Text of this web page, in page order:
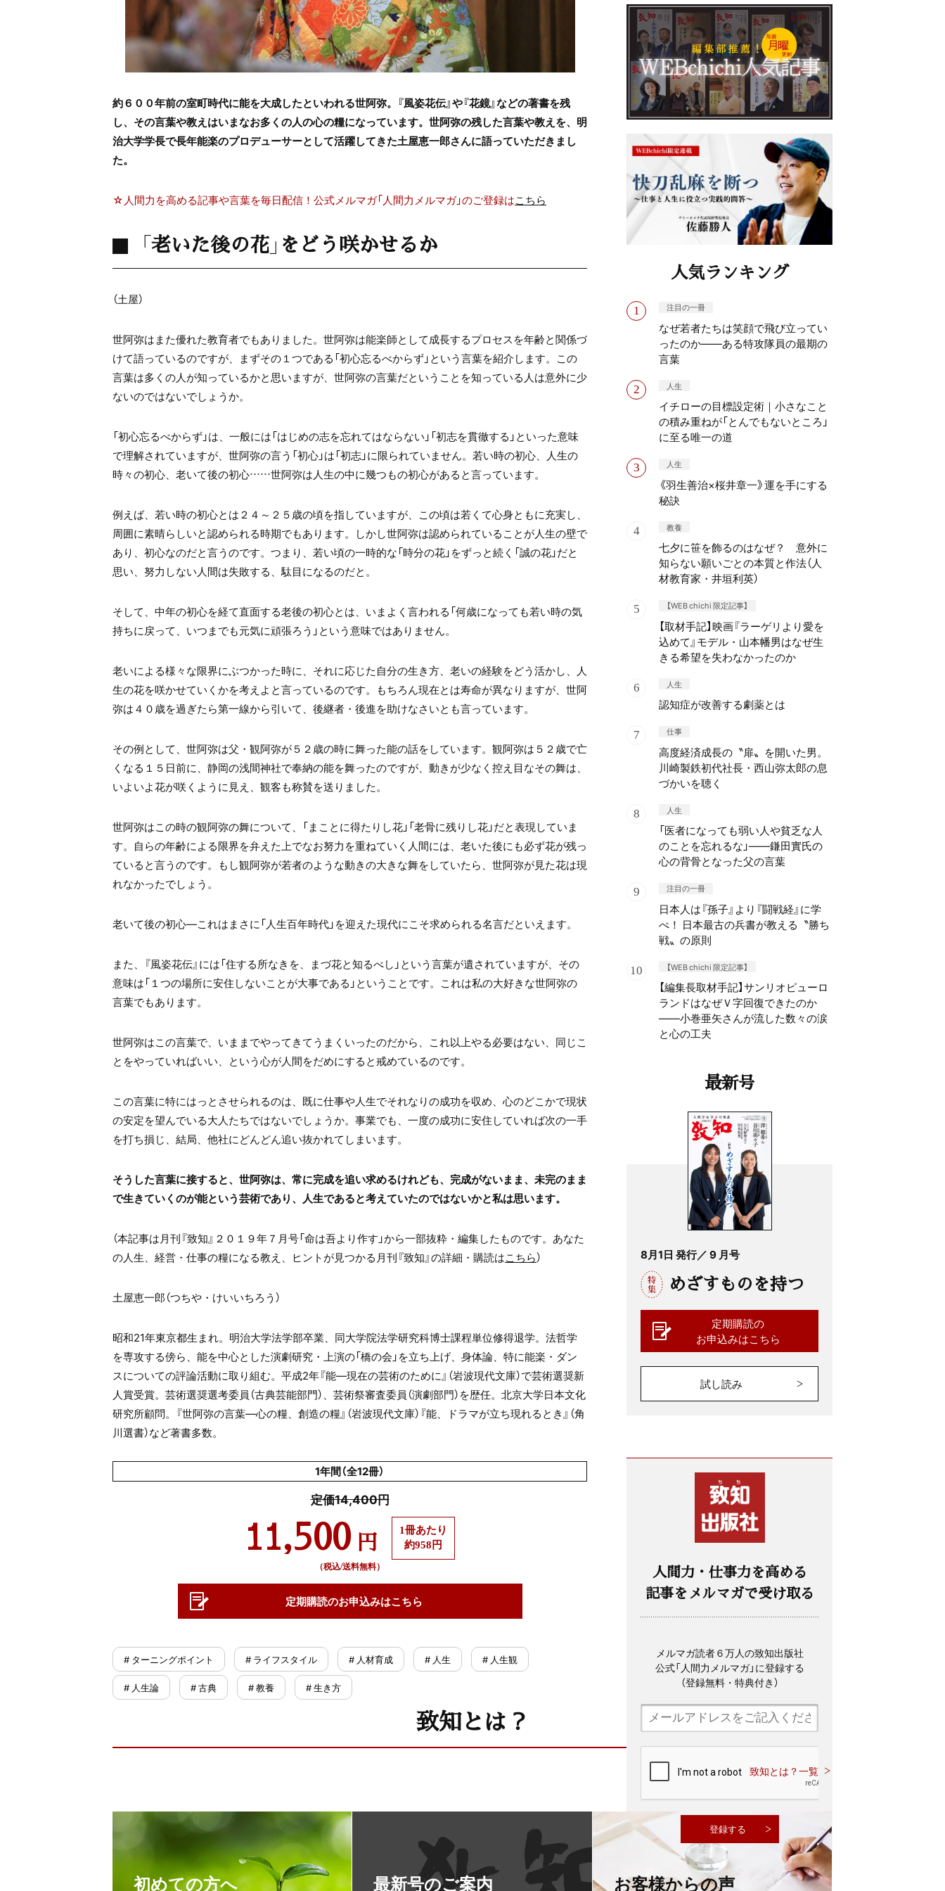
約６００年前の室町時代に能を大成したといわれる世阿弥。『風姿花伝』や『花鏡』などの著書を残
し、その言葉や教えはいまなお多くの人の心の糧になっています。世阿弥の残した言葉や教えを、明
治大学学長で長年能楽のプロデューサーとして活躍してきた土屋恵一郎さんに語っていただきまし
た。
☆人間力を高める記事や言葉を毎日配信！公式メルマガ「人間力メルマガ」のご登録はこちら
「老いた後の花」をどう咲かせるか
（土屋）
世阿弥はまた優れた教育者でもありました。世阿弥は能楽師として成長するプロセスを年齢と関係づ
けて語っているのですが、まずその１つである「初心忘るべからず」という言葉を紹介します。この
言葉は多くの人が知っているかと思いますが、世阿弥の言葉だということを知っている人は意外に少
ないのではないでしょうか。
「初心忘るべからず」は、一般には「はじめの志を忘れてはならない」「初志を貫徹する」といった意味
で理解されていますが、世阿弥の言う「初心」は「初志」に限られていません。若い時の初心、人生の
時々の初心、老いて後の初心……世阿弥は人生の中に幾つもの初心があると言っています。
例えば、若い時の初心とは２４～２５歳の頃を指していますが、この頃は若くて心身ともに充実し、
周囲に素晴らしいと認められる時期でもあります。しかし世阿弥は認められていることが人生の壁で
あり、初心なのだと言うのです。つまり、若い頃の一時的な「時分の花」をずっと続く「誠の花」だと
思い、努力しない人間は失敗する、駄目になるのだと。
そして、中年の初心を経て直面する老後の初心とは、いまよく言われる「何歳になっても若い時の気
持ちに戻って、いつまでも元気に頑張ろう」という意味ではありません。
老いによる様々な限界にぶつかった時に、それに応じた自分の生き方、老いの経験をどう活かし、人
生の花を咲かせていくかを考えよと言っているのです。もちろん現在とは寿命が異なりますが、世阿
弥は４０歳を過ぎたら第一線から引いて、後継者・後進を助けなさいとも言っています。
その例として、世阿弥は父・観阿弥が５２歳の時に舞った能の話をしています。観阿弥は５２歳で亡
くなる１５日前に、静岡の浅間神社で奉納の能を舞ったのですが、動きが少なく控え目なその舞は、
いよいよ花が咲くように見え、観客も称賛を送りました。
世阿弥はこの時の観阿弥の舞について、「まことに得たりし花」「老骨に残りし花」だと表現していま
す。自らの年齢による限界を弁えた上でなお努力を重ねていく人間には、老いた後にも必ず花が残っ
ていると言うのです。もし観阿弥が若者のような動きの大きな舞をしていたら、世阿弥が見た花は現
れなかったでしょう。
老いて後の初心―これはまさに「人生百年時代」を迎えた現代にこそ求められる名言だといえます。
また、『風姿花伝』には「住する所なきを、まづ花と知るべし」という言葉が遺されていますが、その
意味は「１つの場所に安住しないことが大事である」ということです。これは私の大好きな世阿弥の
言葉でもあります。
世阿弥はこの言葉で、いままでやってきてうまくいったのだから、これ以上やる必要はない、同じこ
とをやっていればいい、という心が人間をだめにすると戒めているのです。
この言葉に特にはっとさせられるのは、既に仕事や人生でそれなりの成功を収め、心のどこかで現状
の安定を望んでいる大人たちではないでしょうか。事業でも、一度の成功に安住していれば次の一手
を打ち損じ、結局、他社にどんどん追い抜かれてしまいます。
そうした言葉に接すると、世阿弥は、常に完成を追い求めるけれども、完成がないまま、未完のまま
で生きていくのが能という芸術であり、人生であると考えていたのではないかと私は思います。
（本記事は月刊『致知』２０１９年７月号「命は吾より作す」から一部抜粋・編集したものです。あなた
の人生、経営・仕事の糧になる教え、ヒントが見つかる月刊『致知』の詳細・購読はこちら）
土屋恵一郎（つちや・けいいちろう）
昭和21年東京都生まれ。明治大学法学部卒業、同大学院法学研究科博士課程単位修得退学。法哲学
を専攻する傍ら、能を中心とした演劇研究・上演の「橋の会」を立ち上げ、身体論、特に能楽・ダン
スについての評論活動に取り組む。平成2年『能―現在の芸術のために』（岩波現代文庫）で芸術選奨新
人賞受賞。芸術選奨選考委員（古典芸能部門）、芸術祭審査委員（演劇部門）を歴任。北京大学日本文化
研究所顧問。『世阿弥の言葉―心の糧、創造の糧』（岩波現代文庫）『能、ドラマが立ち現れるとき』（角
川選書）など著書多数。
1年間（全12冊）
定価14,400円
11,500 円
1冊あたり
約958円
（税込/送料無料）
定期購読のお申込みはこちら
# ターニングポイント # ライフスタイル # 人材育成 # 人生 # 人生観
# 人生論 # 古典 # 教養 # 生き方
致知とは？
致知とは？一覧
初めての方へ 最新号のご案内 お客様からの声
人気ランキング
注目の一冊
なぜ若者たちは笑顔で飛び立ってい
ったのか——ある特攻隊員の最期の
言葉
人生
イチローの目標設定術｜小さなこと
の積み重ねが「とんでもないところ」
に至る唯一の道
人生
《羽生善治×桜井章一》運を手にする
秘訣
教養
七夕に笹を飾るのはなぜ？ 意外に
知らない願いごとの本質と作法（人
材教育家・井垣利英）
【WEB chichi 限定記事】
【取材手記】映画『ラーゲリより愛を
込めて』モデル・山本幡男はなぜ生
きる希望を失わなかったのか
人生
認知症が改善する劇薬とは
仕事
高度経済成長の〝扉〟を開いた男。
川崎製鉄初代社長・西山弥太郎の息
づかいを聴く
人生
「医者になっても弱い人や貧乏な人
のことを忘れるな」——鎌田實氏の
心の背骨となった父の言葉
注目の一冊
日本人は『孫子』より『闘戦経』に学
べ！ 日本最古の兵書が教える〝勝ち
戦〟の原則
【WEB chichi 限定記事】
【編集長取材手記】サンリオピューロ
ランドはなぜＶ字回復できたのか
——小巻亜矢さんが流した数々の涙
と心の工夫
最新号
8月1日 発行／ 9 月号
めざすものを持つ
定期購読の
お申込みはこちら
試し読み
人間力・仕事力を高める
記事をメルマガで受け取る
メルマガ読者６万人の致知出版社
公式「人間力メルマガ」に登録する
（登録無料・特典付き）